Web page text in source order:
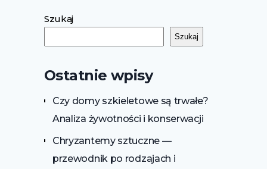
Szukaj
Szukaj
Ostatnie wpisy
Czy domy szkieletowe są trwałe?
Analiza żywotności i konserwacji
Chryzantemy sztuczne —
przewodnik po rodzajach i